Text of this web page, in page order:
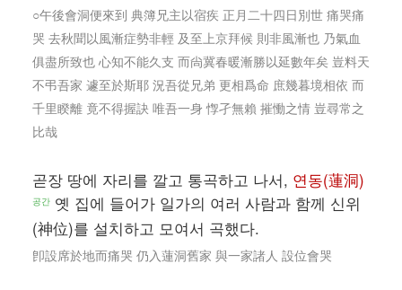
○午後會洞便來到 典簿兄主以宿疾 正月二十四日別世 痛哭痛
哭 去秋聞以風漸症勢非輕 及至上京拜候 則非風漸也 乃氣血
俱盡所致也 心知不能久支 而尙冀春暖漸勝以延數年矣 豈料天
不弔吾家 遽至於斯耶 況吾從兄弟 更相爲命 庶幾暮境相依 而
千里睽離 竟不得握訣 唯吾一身 惸孑無賴 摧慟之情 豈尋常之
比哉
곧장 땅에 자리를 깔고 통곡하고 나서, 연동(蓮洞)
공간 옛 집에 들어가 일가의 여러 사람과 함께 신위
(神位)를 설치하고 모여서 곡했다.
卽設席於地而痛哭 仍入蓮洞舊家 與一家諸人 設位會哭